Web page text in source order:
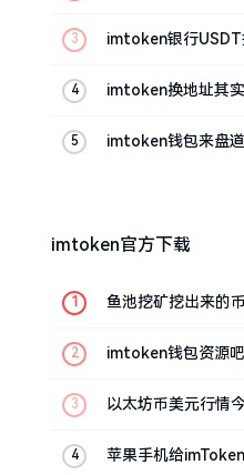
imtoken银行USDT
imtoken换地址其
imtoken钱包来盘
imtoken官方下载
鱼池挖矿挖出来的
imtoken钱包资源
以太坊币美元行情
苹果手机给